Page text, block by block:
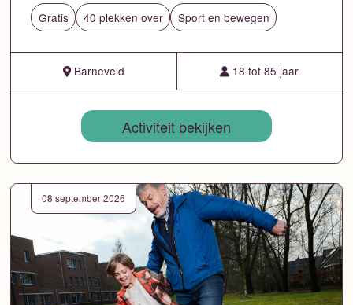
Gratis 40 plekken over Sport en bewegen
Barneveld 18 tot 85 jaar
Activiteit bekijken
08 september 2026